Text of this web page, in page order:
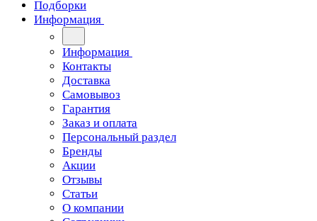
Подборки
Информация
Информация
Контакты
Доставка
Самовывоз
Гарантия
Заказ и оплата
Персональный раздел
Бренды
Акции
Отзывы
Статьи
О компании